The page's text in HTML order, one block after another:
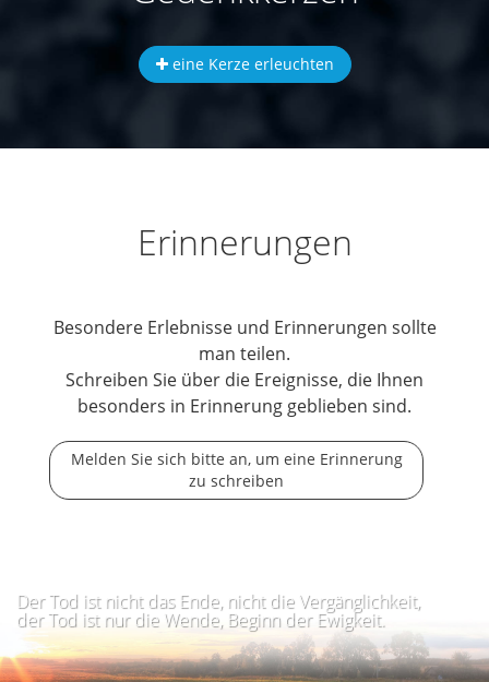
eine Kerze erleuchten
Erinnerungen
Besondere Erlebnisse und Erinnerungen sollte
man teilen.
Schreiben Sie über die Ereignisse, die Ihnen
besonders in Erinnerung geblieben sind.
Melden Sie sich bitte an, um eine Erinnerung
zu schreiben
Der Tod ist nicht das Ende, nicht die Vergänglichkeit,
der Tod ist nur die Wende, Beginn der Ewigkeit.